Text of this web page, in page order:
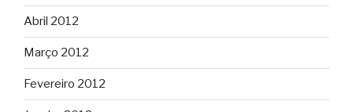
Abril 2012
Março 2012
Fevereiro 2012